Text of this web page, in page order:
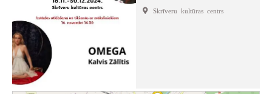
Skrīveru kultūras centrs